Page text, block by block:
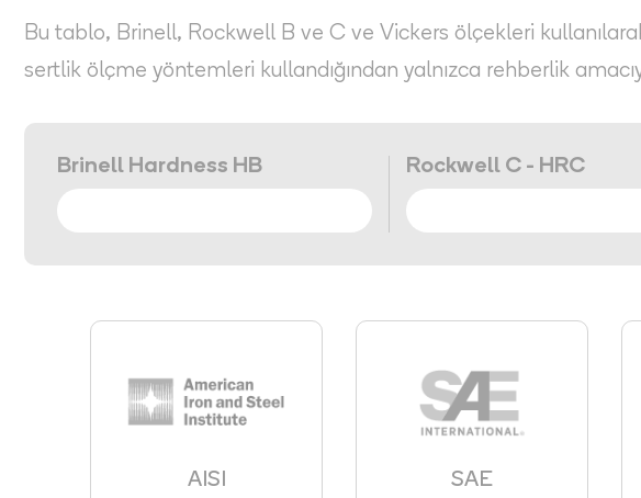
Bu tablo, Brinell, Rockwell B ve C ve Vickers ölçekleri
sertlik ölçme yöntemleri kullandığından yalnızca rehberlik
Brinell Hardness HB Rockwell C - HRC
AISI SAE